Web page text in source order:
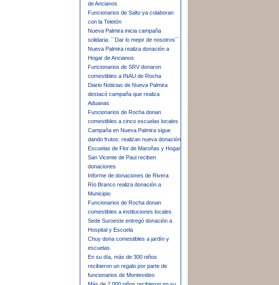
de Ancianos
Funcionarios de Salto ya colaboran
con la Teletón
Nueva Palmira inicia campaña
solidaria: ``Dar lo mejor de nosotros´´
Nueva Palmira realiza donación a
Hogar de Ancianos
Funcionarios de SRV donaron
comestibles a INAU de Rocha
Diario Noticias de Nueva Palmira
destacó campaña que realiza
Aduanas
Funcionarios de Rocha donan
comestibles a cinco escuelas locales
Campaña en Nueva Palmira sigue
dando frutos: realizan nueva donación
Escuelas de Flor de Maroñas y Hogar
San Vicente de Paul reciben
donaciones
Informe de donaciones de Rivera
Río Branco realiza donación a
Municipio
Funcionarios de Rocha donan
comestibles a instituciones locales
Sede Suroeste entregó donación a
Hospital y Escuela
Chuy dona comestibles a jardín y
escuelas
En su día, más de 300 niños
recibieron un regalo por parte de
funcionarios de Montevideo